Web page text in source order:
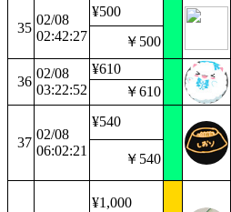
35
02/08
02:42:27
¥500
￥500
36
02/08
03:22:52
¥610
￥610
37
02/08
06:02:21
¥540
￥540
¥1,000